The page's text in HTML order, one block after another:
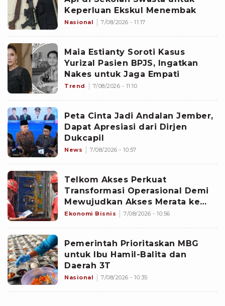
Keperluan Ekskul Menembak
Nasional 7/08/2026 - 11:17
Maia Estianty Soroti Kasus
Yurizal Pasien BPJS, Ingatkan
Nakes untuk Jaga Empati
Trend 7/08/2026 - 11:10
Peta Cinta Jadi Andalan Jember,
Dapat Apresiasi dari Dirjen
Dukcapil
News 7/08/2026 - 10:57
Telkom Akses Perkuat
Transformasi Operasional Demi
Mewujudkan Akses Merata ke
Seluruh Negeri
Ekonomi Bisnis 7/08/2026 - 10:56
Pemerintah Prioritaskan MBG
untuk Ibu Hamil-Balita dan
Daerah 3T
Nasional 7/08/2026 - 10:35